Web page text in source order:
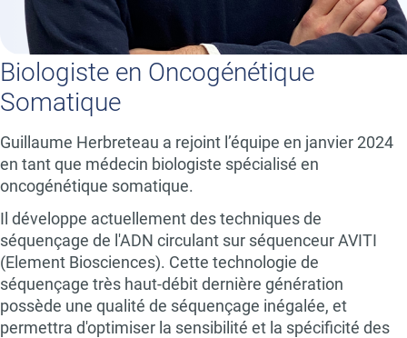
Biologiste en Oncogénétique
Somatique
Guillaume Herbreteau a rejoint l’équipe en janvier 2024
en tant que médecin biologiste spécialisé en
oncogénétique somatique.
Il développe actuellement des techniques de
séquençage de l'ADN circulant sur séquenceur AVITI
(Element Biosciences). Cette technologie de
séquençage très haut-débit dernière génération
possède une qualité de séquençage inégalée, et
permettra d'optimiser la sensibilité et la spécificité des